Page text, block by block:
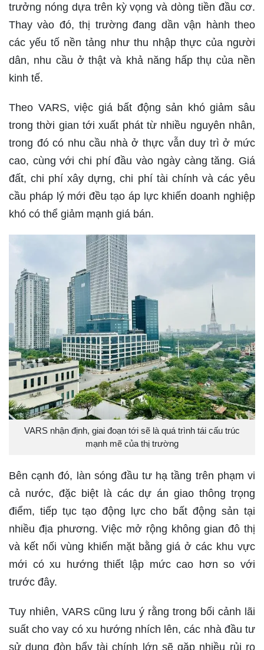
trưởng nóng dựa trên kỳ vọng và dòng tiền đầu cơ.
Thay vào đó, thị trường đang dần vận hành theo
các yếu tố nền tảng như thu nhập thực của người
dân, nhu cầu ở thật và khả năng hấp thụ của nền
kinh tế.
Theo VARS, việc giá bất động sản khó giảm sâu
trong thời gian tới xuất phát từ nhiều nguyên nhân,
trong đó có nhu cầu nhà ở thực vẫn duy trì ở mức
cao, cùng với chi phí đầu vào ngày càng tăng. Giá
đất, chi phí xây dựng, chi phí tài chính và các yêu
cầu pháp lý mới đều tạo áp lực khiến doanh nghiệp
khó có thể giảm mạnh giá bán.
VARS nhận định, giai đoạn tới sẽ là quá trình tái cấu trúc
mạnh mẽ của thị trường
Bên cạnh đó, làn sóng đầu tư hạ tầng trên phạm vi
cả nước, đặc biệt là các dự án giao thông trọng
điểm, tiếp tục tạo động lực cho bất động sản tại
nhiều địa phương. Việc mở rộng không gian đô thị
và kết nối vùng khiến mặt bằng giá ở các khu vực
mới có xu hướng thiết lập mức cao hơn so với
trước đây.
Tuy nhiên, VARS cũng lưu ý rằng trong bối cảnh lãi
suất cho vay có xu hướng nhích lên, các nhà đầu tư
sử dụng đòn bẩy tài chính lớn sẽ gặp nhiều rủi ro